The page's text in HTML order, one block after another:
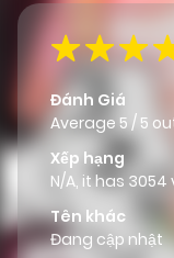
Đánh Giá
Average 5 / 5
Xếp hạng
N/A, it has 3054
Tên khác
Đang cập nhật